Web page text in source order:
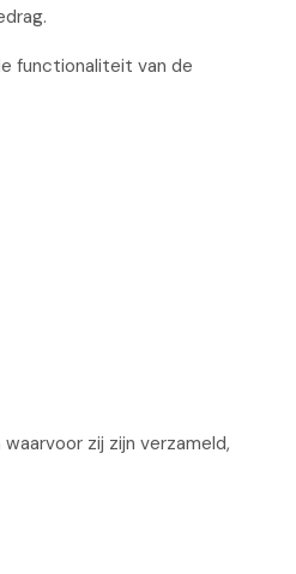
functionaliteit van de
zij zijn verzameld,